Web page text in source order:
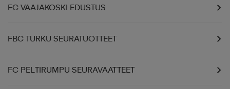
FC VAAJAKOSKI EDUSTUS
FBC TURKU SEURATUOTTEET
FC PELTIRUMPU SEURAVAATTEET